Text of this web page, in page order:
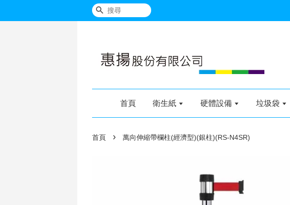
搜尋
首頁 衛生紙 硬體設備 垃圾袋
首頁 › 萬向伸縮帶欄柱(經濟型)(銀柱)(RS-N4SR)